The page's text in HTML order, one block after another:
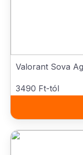
Valorant Sova
3490 Ft-tól